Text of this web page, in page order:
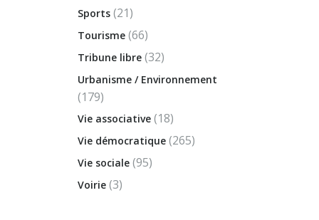
Sports (21)
Tourisme (66)
Tribune libre (32)
Urbanisme / Environnement
(179)
Vie associative (18)
Vie démocratique (265)
Vie sociale (95)
Voirie (3)